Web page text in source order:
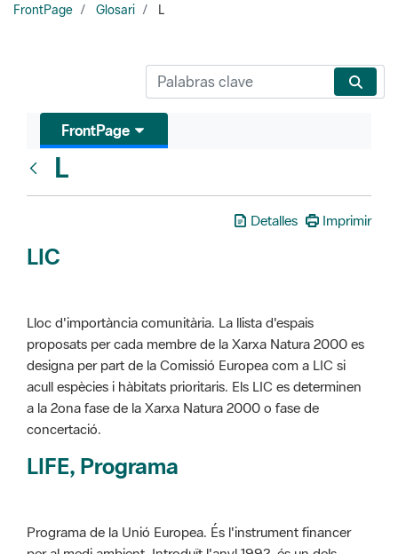
FrontPage Glosari L
FrontPage
L
Detalles Imprimir
LIC
Lloc d'importància comunitària. La llista d'espais
proposats per cada membre de la Xarxa Natura 2000 es
designa per part de la Comissió Europea com a LIC si
acull espècies i hàbitats prioritaris. Els LIC es determinen
a la 2ona fase de la Xarxa Natura 2000 o fase de
concertació.
LIFE, Programa
Programa de la Unió Europea. És l'instrument financer